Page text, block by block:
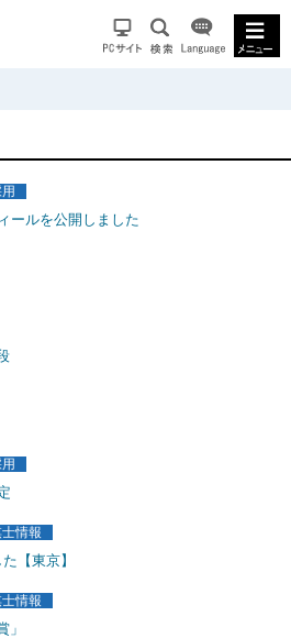
ールを公開しました
情報
【東京】
情報
」